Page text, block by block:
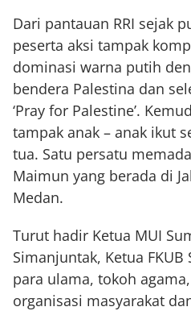
Dari pantauan RRI sejak
peserta aksi tampak
dominasi warna putih
bendera Palestina dan
‘Pray for Palestine’.
tampak anak – anak ikut
tua. Satu persatu
Maimun yang berada di
Medan.
Turut hadir Ketua MUI
Simanjuntak, Ketua
para ulama, tokoh
organisasi masyarakat